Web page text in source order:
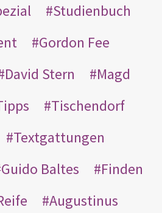
Studienbuch
Gordon Fee
David Stern
Magd
Tischendorf
Textgattungen
Guido Baltes
Finden
Augustinus